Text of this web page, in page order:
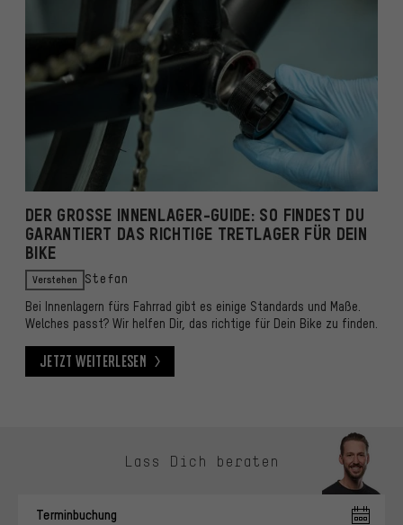
DER GROSSE INNENLAGER-GUIDE: SO FINDEST DU G
ARANTIERT DAS RICHTIGE TRETLAGER FÜR DEIN B
IKE
Verstehen Stefan
Bei Innenlagern fürs Fahrrad gibt es einige Standards und Maße.
Welches passt? Wir helfen Dir, das richtige für Dein Bike zu finden.
Jetzt weiterlesen
Lass Dich beraten
Terminbuchung